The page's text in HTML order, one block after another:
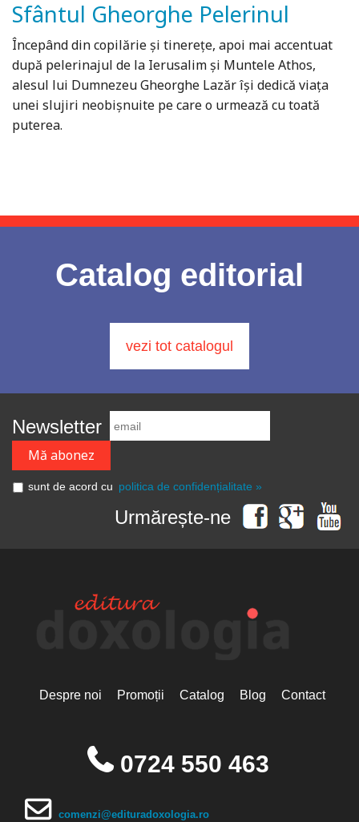
Sfântul Gheorghe Pelerinul
Începând din copilărie și tinerețe, apoi mai accentuat
după pelerinajul de la Ierusalim și Muntele Athos,
alesul lui Dumnezeu Gheorghe Lazăr își dedică viața
unei slujiri neobișnuite pe care o urmează cu toată
puterea.
Catalog editorial
vezi tot catalogul
Newsletter
sunt de acord cu politica de confidențialitate »
Urmărește-ne
Despre noi Promoții Catalog Blog Contact
0724 550 463
comenzi@edituradoxologia.ro